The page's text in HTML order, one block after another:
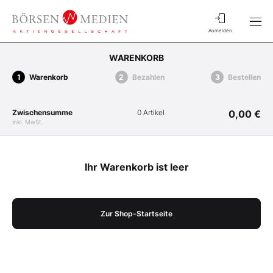
Anmelden
WARENKORB
Warenkorb Bezahlen Bestellen
Zwischensumme
inkl. MwSt.
0 Artikel 0,00 €
Ihr Warenkorb ist leer
Zur Shop-Startseite